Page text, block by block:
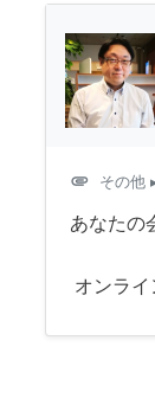
attachment その他
あなたの
オンライ